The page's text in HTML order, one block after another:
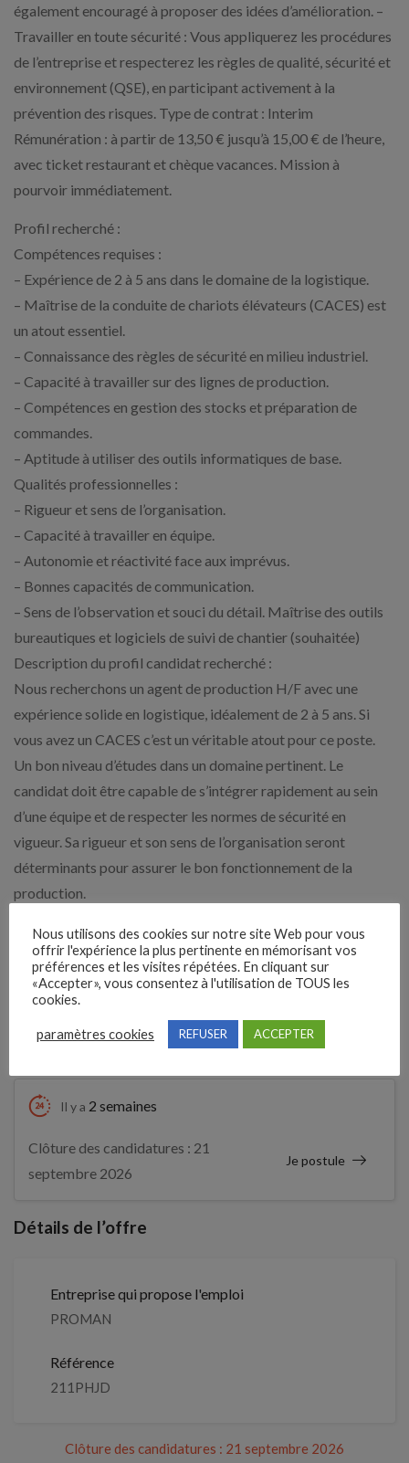
également encouragé à proposer des idées d’amélioration. –
Travailler en toute sécurité : Vous appliquerez les procédures
de l’entreprise et respecterez les règles de qualité, sécurité et
environnement (QSE), en participant activement à la
prévention des risques. Type de contrat : Interim
Rémunération : à partir de 13,50 € jusqu’à 15,00 € de l’heure,
avec ticket restaurant et chèque vacances. Mission à
pourvoir immédiatement.
Profil recherché :
Compétences requises :
– Expérience de 2 à 5 ans dans le domaine de la logistique.
– Maîtrise de la conduite de chariots élévateurs (CACES) est
un atout essentiel.
– Connaissance des règles de sécurité en milieu industriel.
– Capacité à travailler sur des lignes de production.
– Compétences en gestion des stocks et préparation de
commandes.
– Aptitude à utiliser des outils informatiques de base.
Qualités professionnelles :
– Rigueur et sens de l’organisation.
– Capacité à travailler en équipe.
– Autonomie et réactivité face aux imprévus.
– Bonnes capacités de communication.
– Sens de l’observation et souci du détail. Maîtrise des outils
bureautiques et logiciels de suivi de chantier (souhaitée)
Description du profil candidat recherché :
Nous recherchons un agent de production H/F avec une
expérience solide en logistique, idéalement de 2 à 5 ans. Si
vous avez un CACES c’est un véritable atout pour ce poste.
Un bon niveau d’études dans un domaine pertinent. Le
candidat doit être capable de s’intégrer rapidement au sein
d’une équipe et de respecter les normes de sécurité en
vigueur. Sa rigueur et son sens de l’organisation seront
déterminants pour assurer le bon fonctionnement de la
production.
handicap.
Expérience demandée
2 An(s)
Il y a 2 semaines
Clôture des candidatures : 21
septembre 2026
Je postule
Détails de l’offre
Entreprise qui propose l'emploi
PROMAN
Référence
211PHJD
Clôture des candidatures : 21 septembre 2026
Nous utilisons des cookies sur notre site Web pour vous
offrir l'expérience la plus pertinente en mémorisant vos
préférences et les visites répétées. En cliquant sur
«Accepter», vous consentez à l'utilisation de TOUS les
cookies.
paramètres cookies REFUSER ACCEPTER